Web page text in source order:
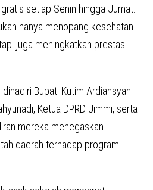
setiap Senin hingga Jumat.
hanya menopang kesehatan
juga meningkatkan prestasi
Bupati Kutim Ardiansyah
Ketua DPRD Jimmi, serta
mereka menegaskan
daerah terhadap program